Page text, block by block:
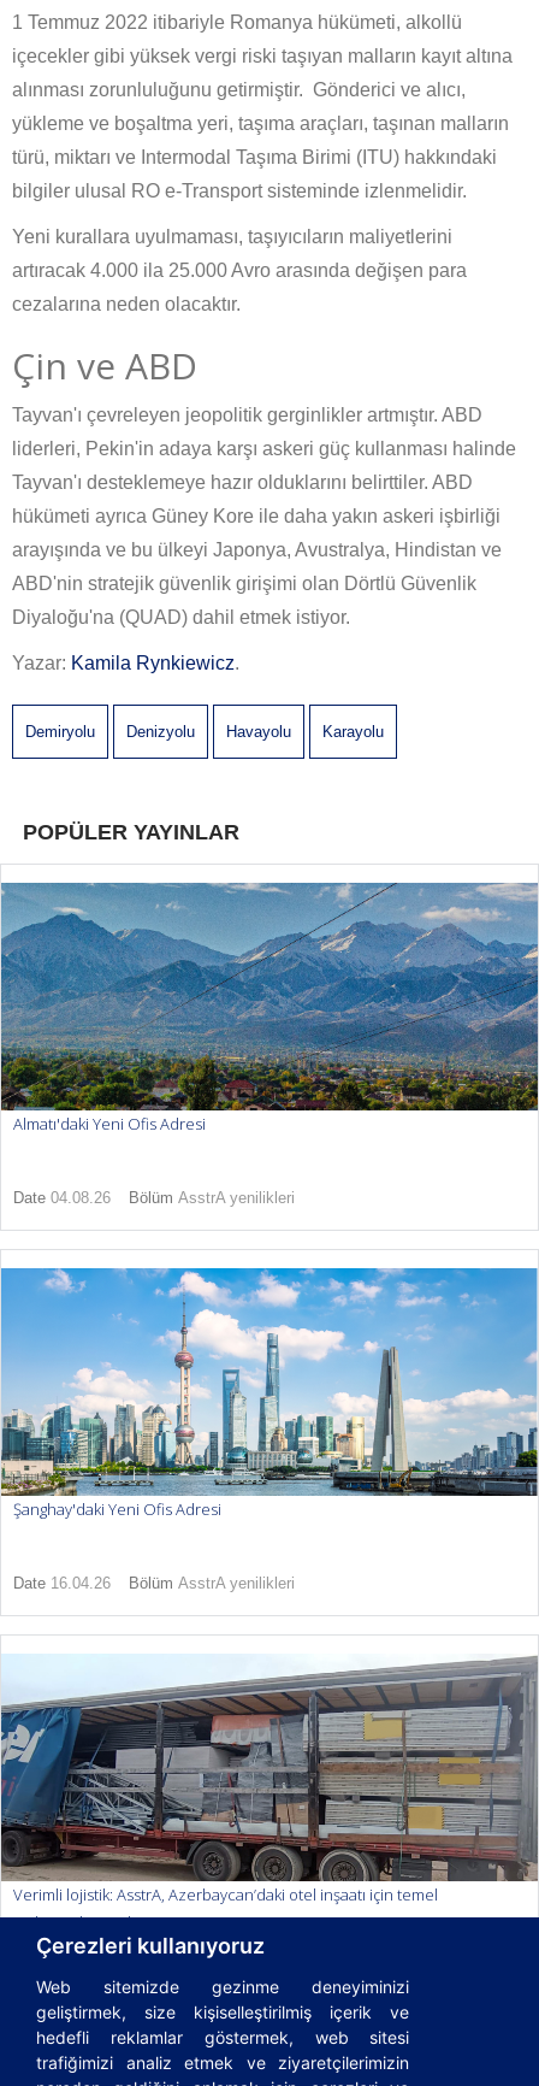
Çerezleri kullanıyoruz
Web sitemizde gezinme deneyiminizi
geliştirmek, size kişiselleştirilmiş içerik ve
hedefli reklamlar göstermek, web sitesi
trafiğimizi analiz etmek ve ziyaretçilerimizin
1 Temmuz 2022 itibariyle Romanya hükümeti, alkollü
içecekler gibi yüksek vergi riski taşıyan malların kayıt altına
alınması zorunluluğunu getirmiştir. Gönderici ve alıcı,
yükleme ve boşaltma yeri, taşıma araçları, taşınan malların
türü, miktarı ve Intermodal Taşıma Birimi (ITU) hakkındaki
bilgiler ulusal RO e-Transport sisteminde izlenmelidir.
Yeni kurallara uyulmaması, taşıyıcıların maliyetlerini
artıracak 4.000 ila 25.000 Avro arasında değişen para
cezalarına neden olacaktır.
Çin ve ABD
Tayvan'ı çevreleyen jeopolitik gerginlikler artmıştır. ABD
liderleri, Pekin'in adaya karşı askeri güç kullanması halinde
Tayvan'ı desteklemeye hazır olduklarını belirttiler. ABD
hükümeti ayrıca Güney Kore ile daha yakın askeri işbirliği
arayışında ve bu ülkeyi Japonya, Avustralya, Hindistan ve
ABD'nin stratejik güvenlik girişimi olan Dörtlü Güvenlik
Diyaloğu'na (QUAD) dahil etmek istiyor.
Yazar: Kamila Rynkiewicz.
Demiryolu Denizyolu Havayolu Karayolu
POPÜLER YAYINLAR
Almatı'daki Yeni Ofis Adresi
Date 04.08.26 Bölüm AsstrA yenilikleri
Şanghay'daki Yeni Ofis Adresi
Date 16.04.26 Bölüm AsstrA yenilikleri
Verimli lojistik: AsstrA, Azerbaycan’daki otel inşaatı için temel
malzemeleri teslim etmiştir